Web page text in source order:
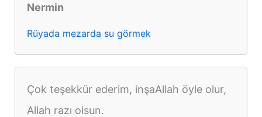
Nermin
Rüyada mezarda su görmek
Çok teşekkür ederim, inşaAllah öyle olur,
Allah razı olsun.